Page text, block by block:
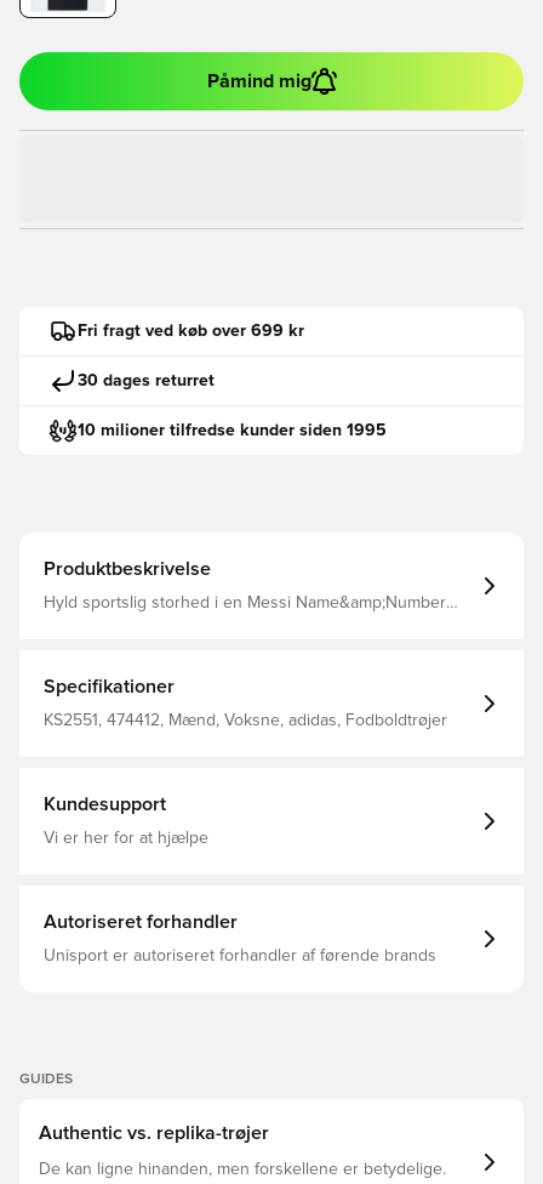
Påmind mig
Fri fragt ved køb over 699 kr
30 dages returret
10 milioner tilfredse kunder siden 1995
Produktbeskrivelse
Hyld sportslig storhed i en Messi Name&amp;Number
har Lionel Messis logo på brystet, hans navn under
kraven i nakken og hans berømte nummer 10 både foran
og bagpå.Denne lette T-shirt er lavet af blød single jersey
fodboldpassion og adidas-stil, uanset hvor du tager hen.
Almindelig pasform Rund hals 100 % bomuld Single
jersey-konstruktion Grafik med Messis og nummer
Specifikationer
KS2551, 474412, Mænd, Voksne, adidas, Fodboldtrøjer
Kundesupport
Vi er her for at hjælpe
Autoriseret forhandler
Unisport er autoriseret forhandler af førende brands
GUIDES
Authentic vs. replika-trøjer
De kan ligne hinanden, men forskellene er betydelige.